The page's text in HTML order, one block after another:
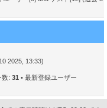
2025, 13:33)
数: 31 • 最新登録ユーザー